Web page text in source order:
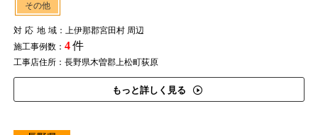
その他
対応地域：上伊那郡宮田村 周辺
施工事例数： 4件
工事店住所：長野県木曽郡上松町荻原
もっと詳しく見る